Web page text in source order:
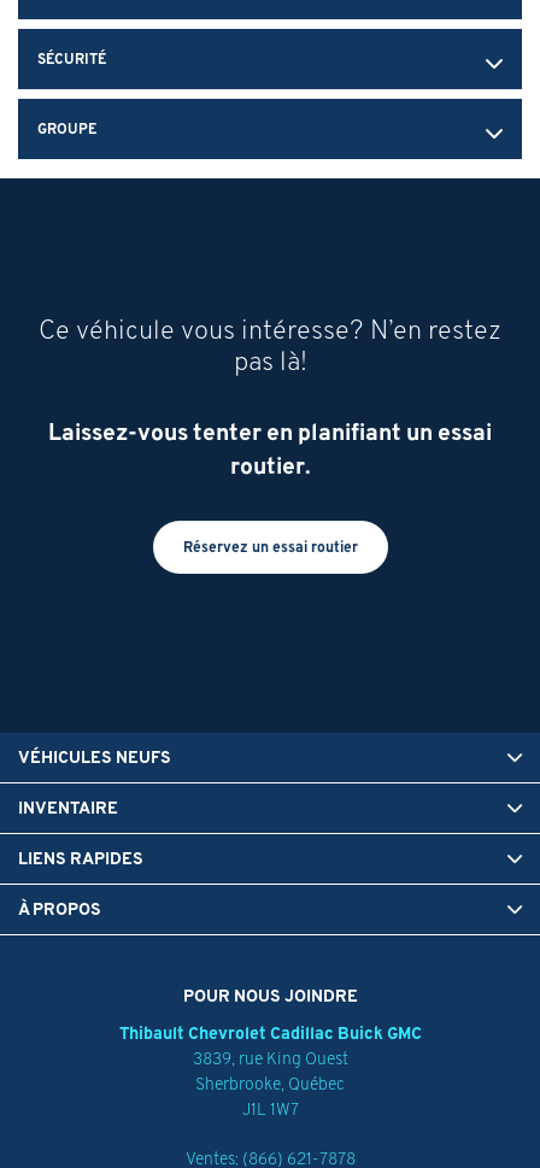
SÉCURITÉ
GROUPE
Ce véhicule vous intéresse? N’en restez
pas là!
Laissez-vous tenter en planifiant un essai
routier.
Réservez un essai routier
POUR NOUS JOINDRE
Thibault Chevrolet Cadillac Buick GMC
3839, rue King Ouest
Sherbrooke, Québec
J1L 1W7
Ventes: (866) 621-7878
VÉHICULES NEUFS
INVENTAIRE
LIENS RAPIDES
À PROPOS